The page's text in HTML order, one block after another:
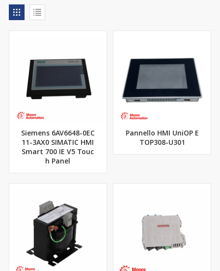
Siemens 6AV6648-0EC
11-3AX0 SIMATIC HMI
Smart 700 IE V5 Touc
h Panel
Pannello HMI UniOP E
TOP308-U301